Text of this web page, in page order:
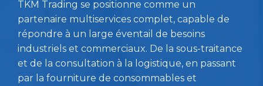
TKM Trading se positionne comme un
partenaire multiservices complet, capable de
répondre à un large éventail de besoins
industriels et commerciaux. De la sous-traitance
et de la consultation à la logistique, en passant
par la fourniture de consommables et